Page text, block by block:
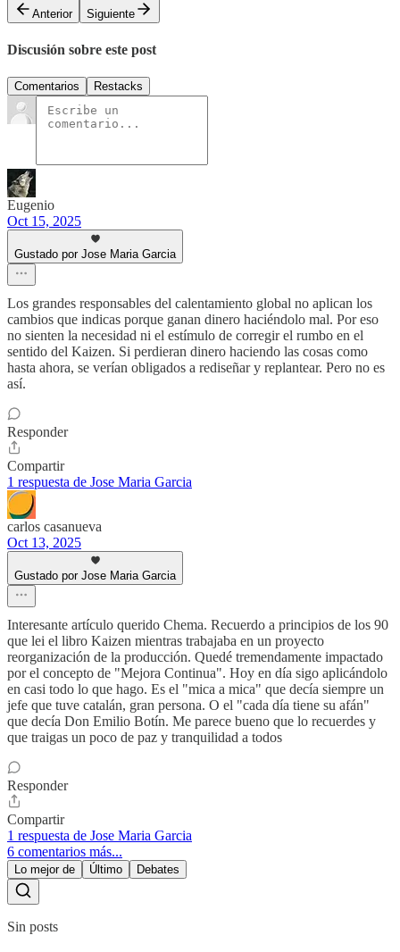
Anterior
Siguiente
Discusión sobre este post
Comentarios Restacks
Eugenio
Oct 15, 2025
Gustado por Jose Maria Garcia
Los grandes responsables del calentamiento global no aplican los
cambios que indicas porque ganan dinero haciéndolo mal. Por eso
no sienten la necesidad ni el estímulo de corregir el rumbo en el
sentido del Kaizen. Si perdieran dinero haciendo las cosas como
hasta ahora, se verían obligados a rediseñar y replantear. Pero no es
así.
Responder
Compartir
1 respuesta de Jose Maria Garcia
carlos casanueva
Oct 13, 2025
Gustado por Jose Maria Garcia
Interesante artículo querido Chema. Recuerdo a principios de los 90
que lei el libro Kaizen mientras trabajaba en un proyecto
reorganización de la producción. Quedé tremendamente impactado
por el concepto de "Mejora Continua". Hoy en día sigo aplicándolo
en casi todo lo que hago. Es el "mica a mica" que decía siempre un
jefe que tuve catalán, gran persona. O el "cada día tiene su afán"
que decía Don Emilio Botín. Me parece bueno que lo recuerdes y
que traigas un poco de paz y tranquilidad a todos
Responder
Compartir
1 respuesta de Jose Maria Garcia
6 comentarios más...
Lo mejor de Último Debates
Sin posts